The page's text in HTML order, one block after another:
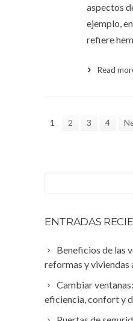
aspectos
ejemplo,
refiere
Read
1 2 3 4
ENTRADAS
Beneficios de las
reformas y viviendas
Cambiar
eficiencia, confort y